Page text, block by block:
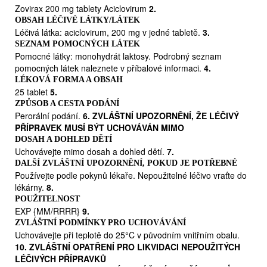
prodloužit. U pacientů s těžkou poruchou imunity (např.
po transplantaci kostní dřeně) nebo u pacientů s
poruchou absorpce ze střeva lze dávku zdvojnásobit na
400 mg, popřípadě lze zvážit i možnost intravenózní
aplikace. Podávání je nutné zahájit co nejdříve po
nástupu infekce. Při recidivách se v optimálním případě
léčba zahajuje již v prodromálním období nebo při
prvním zjištění lézí.
Děti
K léčbě infekcí herpes simplex dětem ve věku 2 let a
straším by se měly podávat dávky pro dospělé a dětem
mladším 2 let by se měly podávat dávky odpovídající
polovině dávek pro dospělé.
Starší pacienti
U starších pacientů je třeba vzít v úvahu možnost snížení funkcí ledvin,
proto by se měla dávka upravit (viz bod Poruchy renálních funkcí). U
pacientů, kteří dostávají vysoké dávky acikloviru, je nutné udržovat
Poruchy renálních funkcí
S opatrností je třeba podávat aciklovir pacientům s
Zovirax 200 mg tablety Aciclovirum 2.
OBSAH LÉČIVÉ LÁTKY/LÁTEK
Léčivá látka: aciclovirum, 200 mg v jedné tabletě. 3.
SEZNAM POMOCNÝCH LÁTEK
Pomocné látky: monohydrát laktosy. Podrobný seznam
pomocných látek naleznete v příbalové informaci. 4.
LÉKOVÁ FORMA A OBSAH
25 tablet 5.
ZPŮSOB A CESTA PODÁNÍ
Perorální podání. 6. ZVLÁŠTNÍ UPOZORNĚNÍ, ŽE LÉČIVÝ
PŘÍPRAVEK MUSÍ BÝT UCHOVÁVÁN MIMO
DOSAH A DOHLED DĚTÍ
Uchovávejte mimo dosah a dohled dětí. 7.
DALŠÍ ZVLÁŠTNÍ UPOZORNĚNÍ, POKUD JE POTŘEBNÉ
Používejte podle pokynů lékaře. Nepoužitelné léčivo vraťte do
lékárny. 8.
POUŽITELNOST
EXP {MM/RRRR} 9.
ZVLÁŠTNÍ PODMÍNKY PRO UCHOVÁVÁNÍ
Uchovávejte při teplotě do 25°C v původním vnitřním obalu.
10. ZVLÁŠTNÍ OPATŘENÍ PRO LIKVIDACI NEPOUŽITÝCH
LÉČIVÝCH PŘÍPRAVKŮ